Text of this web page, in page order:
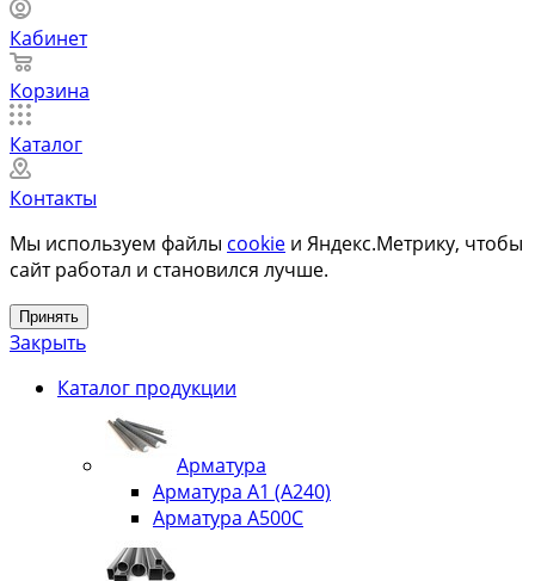
Кабинет
Корзина
Каталог
Контакты
Мы используем файлы cookie и Яндекс.Метрику, чтобы
сайт работал и становился лучше.
Принять
Закрыть
Каталог продукции
Арматура
Арматура А1 (А240)
Арматура А500С